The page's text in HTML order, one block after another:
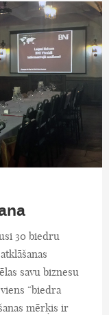
30 biedru
savu biznesu
“biedra
mērķis ir